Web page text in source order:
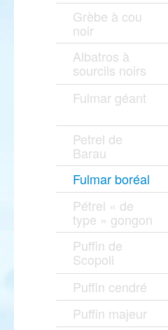
Grèbe à cou
noir
Albatros à
sourcils noirs
Fulmar géant
Petrel de
Barau
Fulmar boréal
Pétrel « de
type » gongon
Puffin de
Scopoli
Puffin cendré
Puffin majeur